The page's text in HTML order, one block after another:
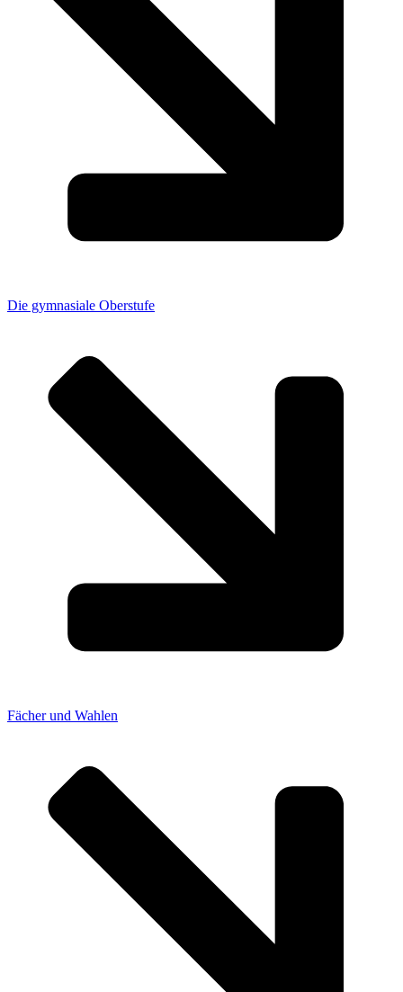
Die gymnasiale Oberstufe
Fächer und Wahlen